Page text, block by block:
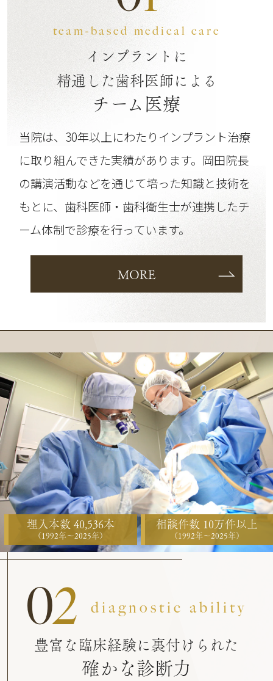
team-based medical care
インプラントに
精通した歯科医師による
チーム医療
当院は、30年以上にわたりインプラント治療
に取り組んできた実績があります。 岡田院長
の講演活動などを通じて培った知識と技術を
もとに、歯科医師・歯科衛生士が連携したチ
ーム体制で診療を行っています。
MORE
埋入本数 40,536本
（1992年〜2025年）
相談件数 10万件以上
（1992年〜2025年）
02 diagnostic ability
豊富な臨床経験に裏付けられた
確かな診断力